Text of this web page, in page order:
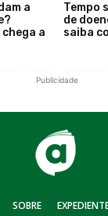
a
a
Tempo
de
saiba
Publicidade
SOBRE